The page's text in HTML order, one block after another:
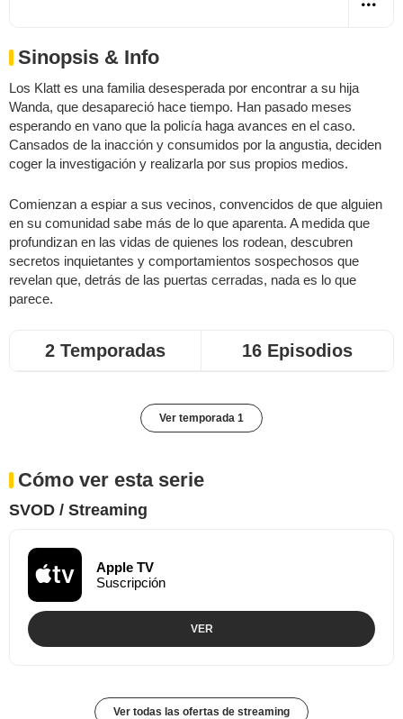
Sinopsis & Info
Los Klatt es una familia desesperada por encontrar a su hija
Wanda, que desapareció hace tiempo. Han pasado meses
esperando en vano que la policía haga avances en el caso.
Cansados de la inacción y consumidos por la angustia, deciden
coger la investigación y realizarla por sus propios medios.
Comienzan a espiar a sus vecinos, convencidos de que alguien
en su comunidad sabe más de lo que aparenta. A medida que
profundizan en las vidas de quienes los rodean, descubren
secretos inquietantes y comportamientos sospechosos que
revelan que, detrás de las puertas cerradas, nada es lo que
parece.
2 Temporadas 16 Episodios
Ver temporada 1
Cómo ver esta serie
SVOD / Streaming
Apple TV
Suscripción
VER
Ver todas las ofertas de streaming